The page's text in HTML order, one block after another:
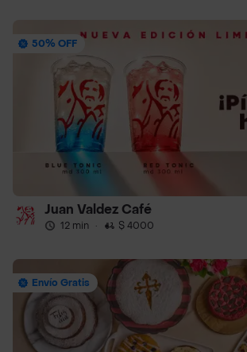
50% OFF
Juan Valdez Café
12 min · $ 4000
Envío Gratis